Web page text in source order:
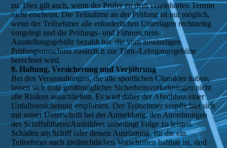
zu. Dies gilt auch, wenn der Prüfer zu dem vereinbarten Termin
nicht erscheint. Die Teilnahme an der Prüfung ist nur möglich,
wenn der Teilnehmer alle erforderlichen Unterlagen rechtzeitig
vorgelegt und die Prüfungs- und Führerschein-
Ausstellungsgebühr bezahlt hat, die vom zuständigen
Prüfungsausschuss zusätzlich zur Törn-/Lehrgangsgebühr
berechnet wird.
9. Haftung, Versicherung und Verjährung
Bei den Veranstaltungen, die alle sportlichen Charakter haben,
lassen sich trotz größtmöglicher Sicherheitsvorkehrungen nicht
alle Risiken ausschließen. Es wird daher der Abschluss einer
Unfallversicherung empfohlen. Der Teilnehmer verpflichtet sich
mit seiner Unterschrift bei der Anmeldung, den Anordnungen
des Schiffsführers/Ausbilders unbedingt Folge zu leisten.
Schäden am Schiff oder dessen Ausrüstung, für die ein
Teilnehmer nach zivilrechtlichen Vorschriften haftbar ist, sind